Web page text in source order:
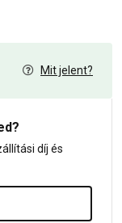
Mit jelent?
díj és